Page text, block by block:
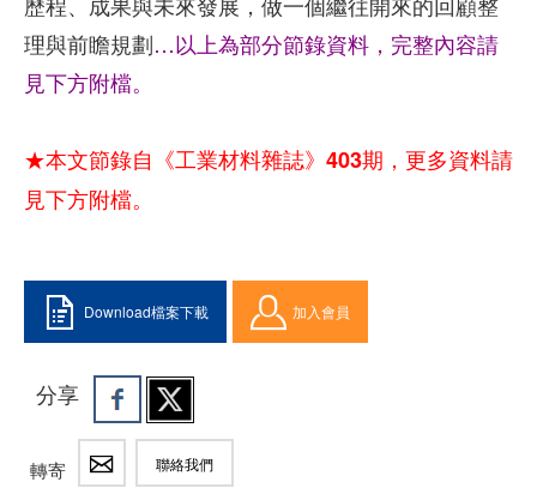
理與前瞻規劃…以上為部分節錄資料，完整內容請
見下方附檔。
★本文節錄自《工業材料雜誌》403期，更多資料請
見下方附檔。
Download檔案下載 加入會員
分享
轉寄 聯絡我們